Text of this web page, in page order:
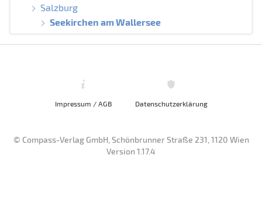
Salzburg
Seekirchen am Wallersee
Impressum / AGB Datenschutzerklärung
© Compass-Verlag GmbH, Schönbrunner Straße 231, 1120 Wien
Version 1.17.4